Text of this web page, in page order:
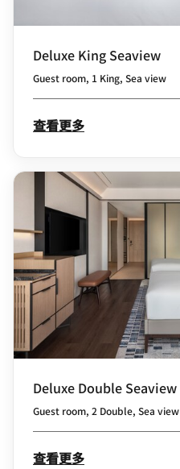
Deluxe King Seaview
Guest room, 1 King, Sea view
查看更多
Deluxe Double Seaview
Guest room, 2 Double, Sea view
查看更多